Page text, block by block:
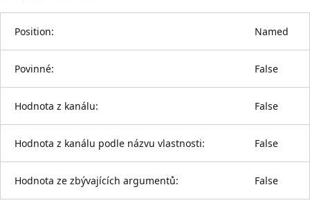
Position: Named
Povinné: False
Hodnota z kanálu: False
Hodnota z kanálu podle názvu vlastnosti: False
Hodnota ze zbývajících argumentů: False